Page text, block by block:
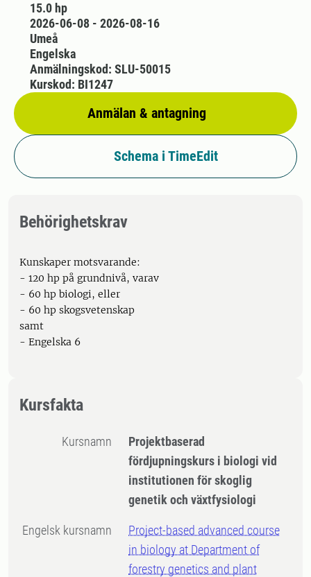
15.0 hp
2026-06-08 - 2026-08-16
Umeå
Engelska
Anmälan & antagning
Anmälningskod: SLU-50015
Kurskod: BI1247
Schema i TimeEdit
Behörighetskrav
Kunskaper motsvarande:
- 120 hp på grundnivå, varav
- 60 hp biologi, eller
- 60 hp skogsvetenskap
samt
- Engelska 6
Kursfakta
Kursnamn
Projektbaserad
fördjupningskurs i biologi vid
institutionen för skoglig
genetik och växtfysiologi
Engelsk kursnamn
Project-based advanced course
in biology at Department of
forestry genetics and plant